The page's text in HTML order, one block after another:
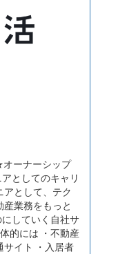
オーナーシップ
としてのキャリ
アとして、テク
産業務をもっと
していく自社サ
的には ・不動産
サイト ・入居者